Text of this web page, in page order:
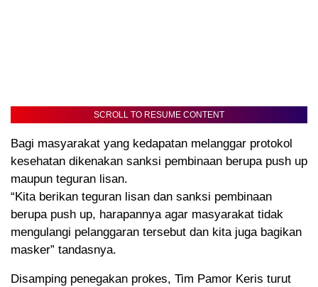
SCROLL TO RESUME CONTENT
Bagi masyarakat yang kedapatan melanggar protokol
kesehatan dikenakan sanksi pembinaan berupa push up
maupun teguran lisan.
“Kita berikan teguran lisan dan sanksi pembinaan
berupa push up, harapannya agar masyarakat tidak
mengulangi pelanggaran tersebut dan kita juga bagikan
masker” tandasnya.
Disamping penegakan prokes, Tim Pamor Keris turut